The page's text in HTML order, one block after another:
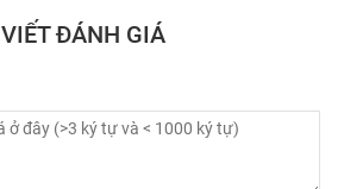
VIẾT ĐÁNH GIÁ